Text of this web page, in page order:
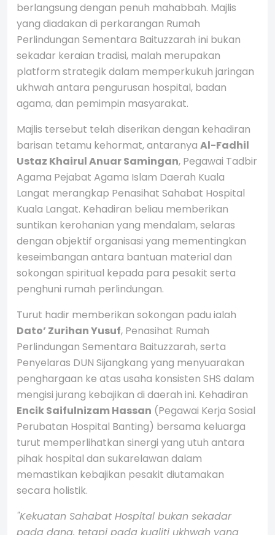
berlangsung dengan penuh mahabbah. Majlis
yang diadakan di perkarangan Rumah
Perlindungan Sementara Baituzzarah ini bukan
sekadar keraian tradisi, malah merupakan
platform strategik dalam memperkukuh jaringan
ukhwah antara pengurusan hospital, badan
agama, dan pemimpin masyarakat.
Majlis tersebut telah diserikan dengan kehadiran
barisan tetamu kehormat, antaranya Al-Fadhil
Ustaz Khairul Anuar Samingan, Pegawai Tadbir
Agama Pejabat Agama Islam Daerah Kuala
Langat merangkap Penasihat Sahabat Hospital
Kuala Langat. Kehadiran beliau memberikan
suntikan kerohanian yang mendalam, selaras
dengan objektif organisasi yang mementingkan
keseimbangan antara bantuan material dan
sokongan spiritual kepada para pesakit serta
penghuni rumah perlindungan.
Turut hadir memberikan sokongan padu ialah
Dato’ Zurihan Yusuf, Penasihat Rumah
Perlindungan Sementara Baituzzarah, serta
Penyelaras DUN Sijangkang yang menyuarakan
penghargaan ke atas usaha konsisten SHS dalam
mengisi jurang kebajikan di daerah ini. Kehadiran
Encik Saifulnizam Hassan (Pegawai Kerja Sosial
Perubatan Hospital Banting) bersama keluarga
turut memperlihatkan sinergi yang utuh antara
pihak hospital dan sukarelawan dalam
memastikan kebajikan pesakit diutamakan
secara holistik.
"Kekuatan Sahabat Hospital bukan sekadar